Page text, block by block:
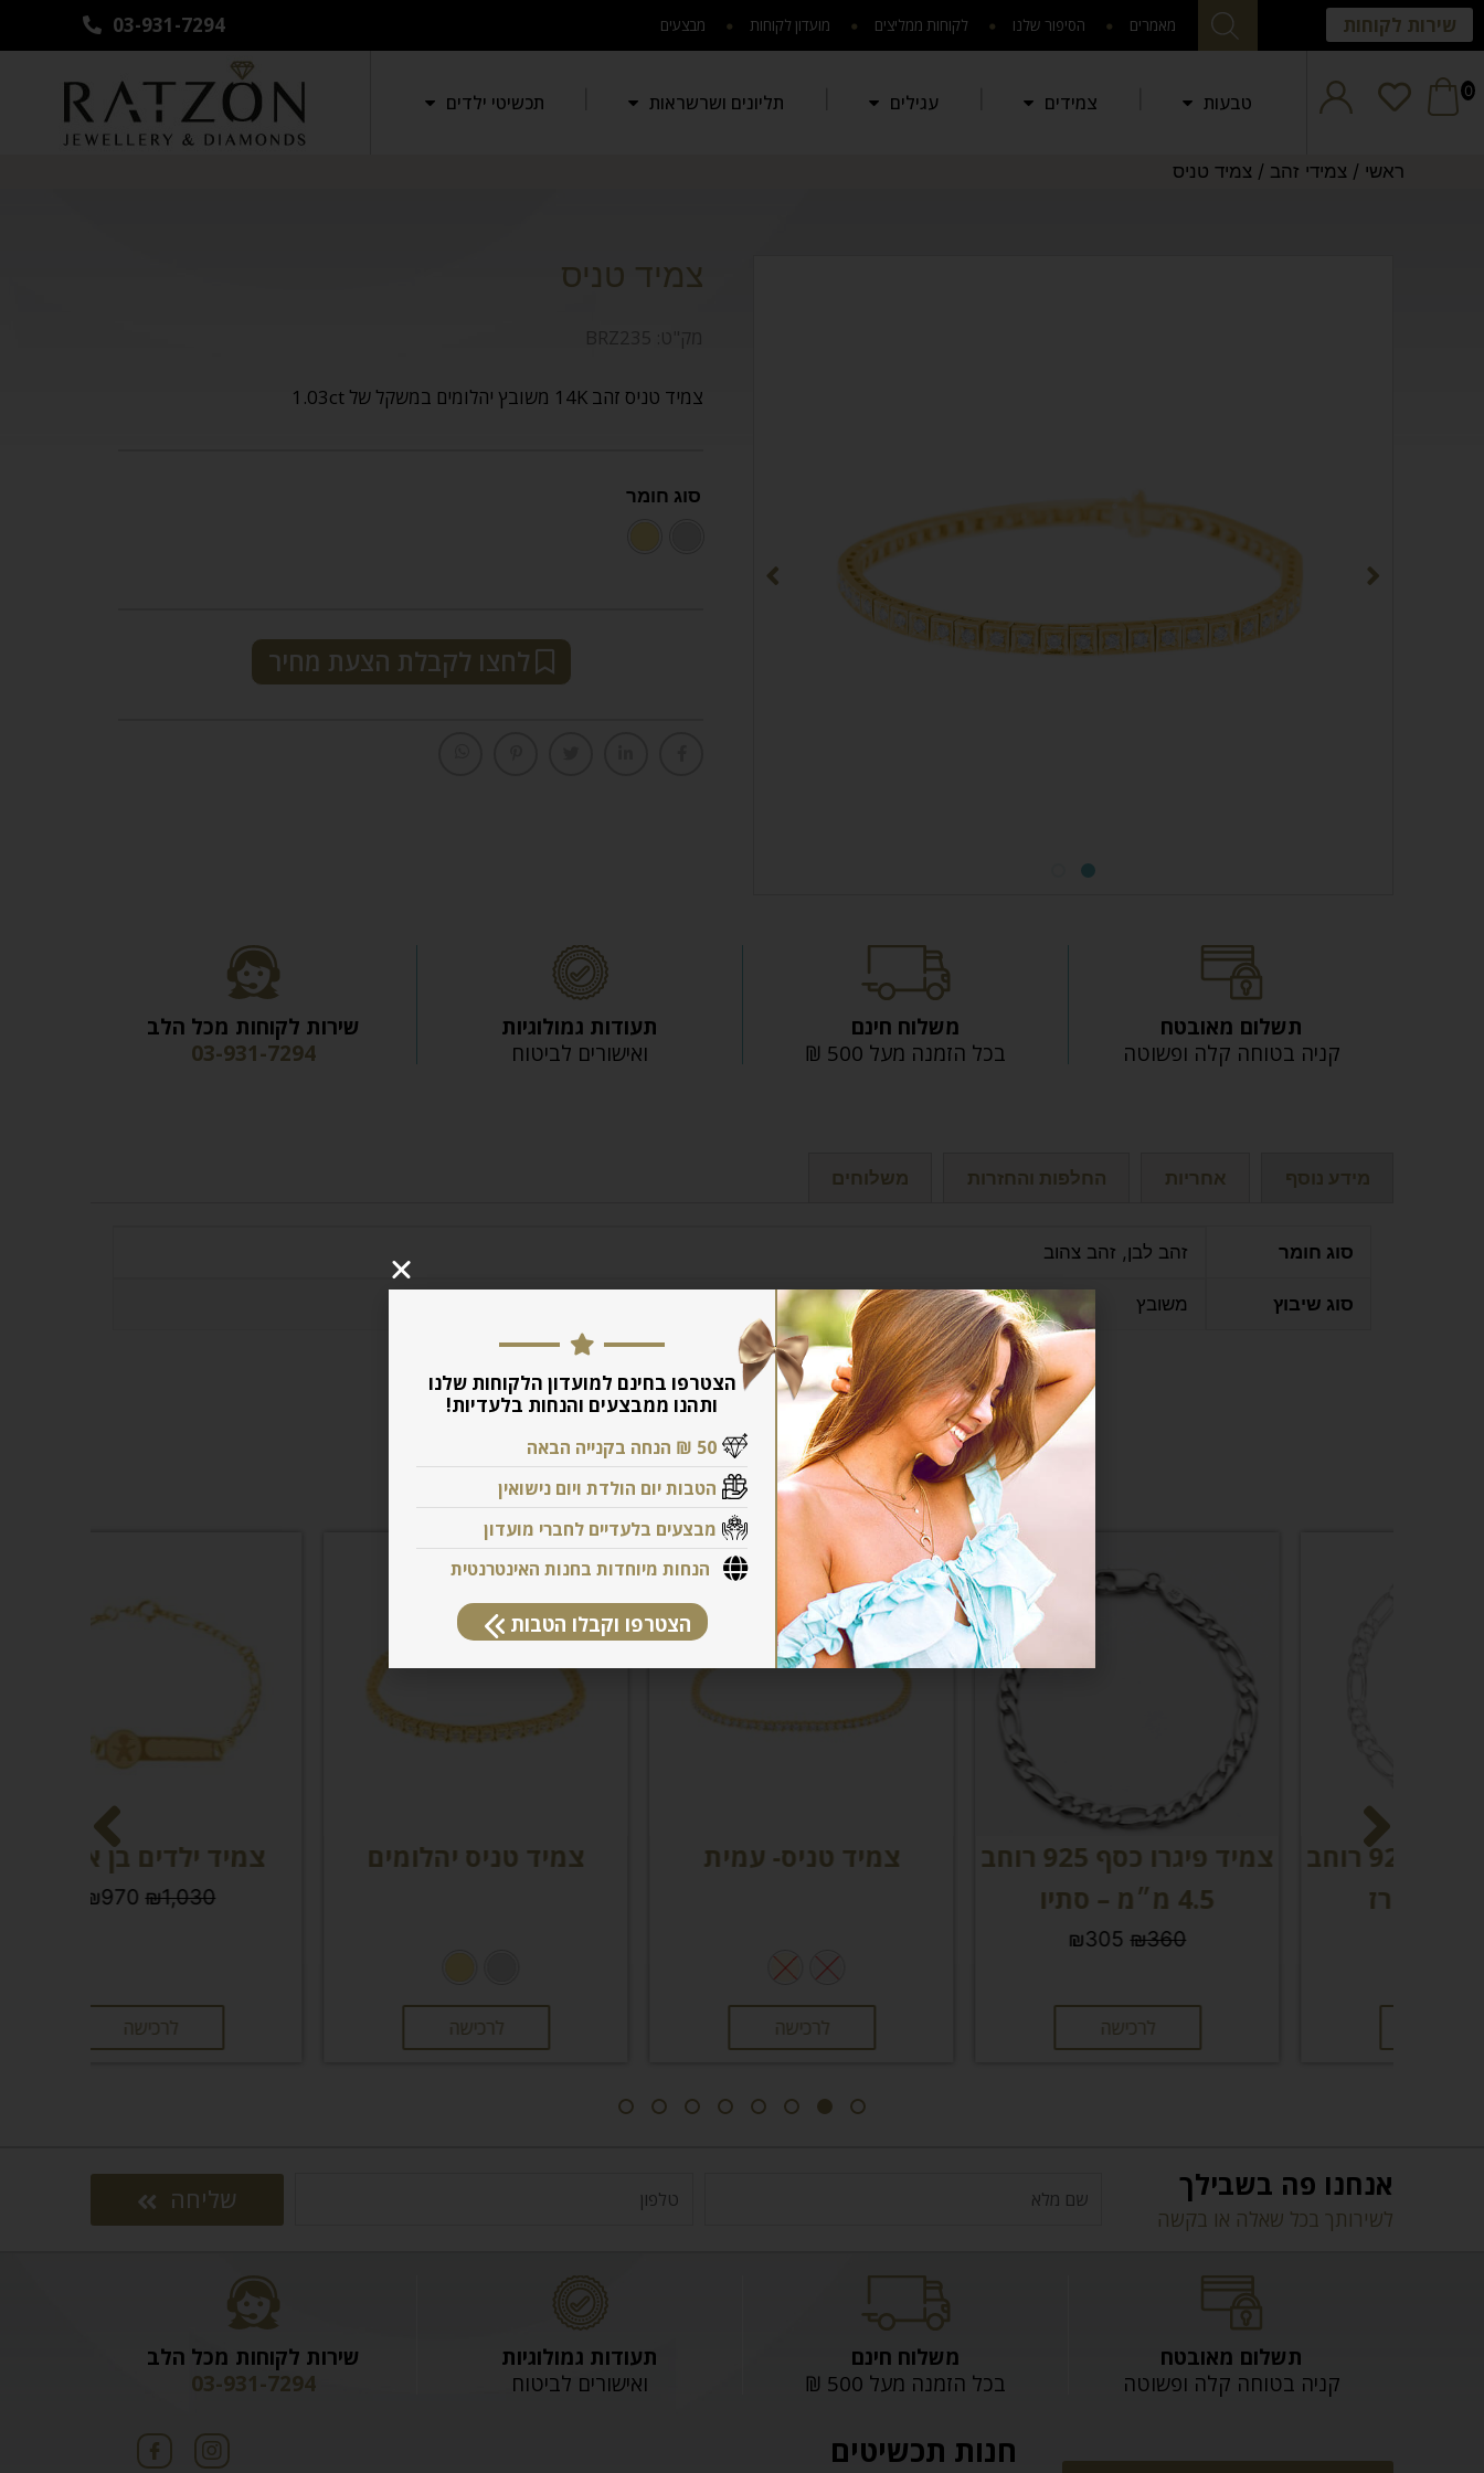
שירות לקוחות מאמרים הסיפור שלנו לקוחות ממליצים מועדון לקוחות מבצעים 03-931-7294
0 טבעות צמידים עגילים תליונים ושרשראות תכשיטי ילדים
ראשי / צמידי זהב / צמיד טניס
צמיד טניס
צמיד טניס זהב 14K משובץ יהלומים במשקל של 1.03ct
סוג חומר
לחצו לקבלת הצעת מחיר
תשלום מאובטח
קניה בטוחה קלה ופשוטה
משלוח חינם
בכל הזמנה מעל 500 ₪
תעודות גמולוגיות
ואישורים לביטוח
שירות לקוחות מכל הלב
03-931-7294
מידע נוסף אחריות החלפות והחזרות משלוחים
סוג חומר זהב לבן, זהב צהוב
סוג שיבוץ משובץ
מוצרים קשורים
צמיד פיגרו כסף 925 רוחב
₪
צמיד טניס- עמית צמיד טניס יהלומים צמיד ילדים בן או בת
₪970
אנחנו פה בשבילך
לשירותך בכל שאלה או בקשה
שליחה
תשלום מאובטח
קניה בטוחה קלה ופשוטה
משלוח חינם
בכל הזמנה מעל 500 ₪
תעודות גמולוגיות
ואישורים לביטוח
שירות לקוחות מכל הלב
03-931-7294
חנות תכשיטים
הצטרפו בחינם למועדון הלקוחות שלנו
ותהנו ממבצעים והנחות בלעדיות!
50 ₪ הנחה בקנייה הבאה
הטבות יום הולדת ויום נישואין
מבצעים בלעדיים לחברי מועדון
הנחות מיוחדות בחנות האינטרנטית
הצטרפו וקבלו הטבות